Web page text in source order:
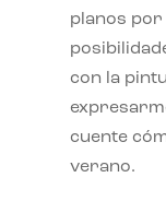
planos por
con la
cuente
verano.